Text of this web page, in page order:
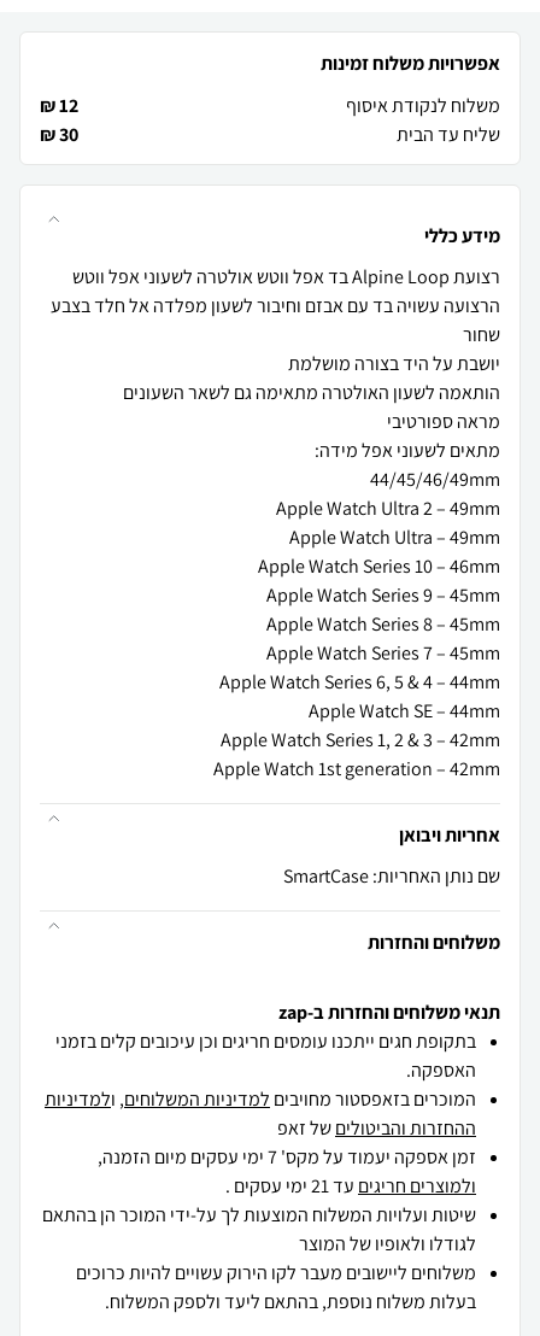
אפשרויות משלוח זמינות
משלוח לנקודת איסוף
12 ₪
שליח עד הבית
30 ₪
מידע כללי
הרצועה עשויה בד עם אבזם וחיבור לשעון מפלדה אל חלד בצבע
Apple Watch 1st generation – 42mm
אחריות ויבואן
שם נותן האחריות: SmartCase
משלוחים והחזרות
תנאי משלוחים והחזרות ב-zap
בתקופת חגים ייתכנו עומסים חריגים וכן עיכובים קלים בזמני
האספקה.
המוכרים בזאפסטור מחויבים למדיניות המשלוחים, ולמדיניות
ההחזרות והביטוליםשל זאפ
זמן אספקה יעמוד על מקס' 7 ימי עסקים מיום הזמנה,
ולמוצרים חריגים עד 21 ימי עסקים .
שיטות ועלויות המשלוח המוצעות לך על-ידי המוכר הן בהתאם
לגודלו ולאופיו של המוצר
משלוחים ליישובים מעבר לקו הירוק עשויים להיות כרוכים
בעלות משלוח נוספת, בהתאם ליעד ולספק המשלוח.